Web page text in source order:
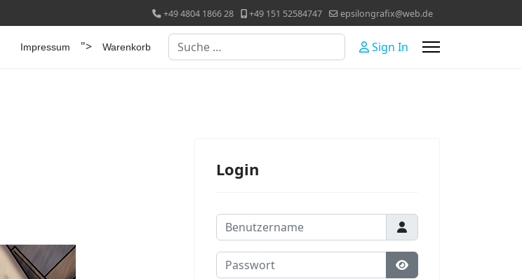
+49 4804 1866 28 +49 151 52584747 epsilongrafix@web.de
Impressum "> Warenkorb Suchen Sign In
Login
Benutzername
Passwort